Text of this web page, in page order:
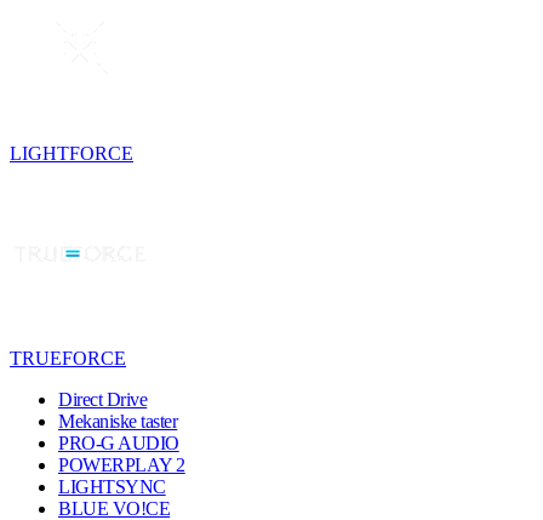
LIGHTFORCE
TRUEFORCE
Direct Drive
Mekaniske taster
PRO-G AUDIO
POWERPLAY 2
LIGHTSYNC
BLUE VO!CE